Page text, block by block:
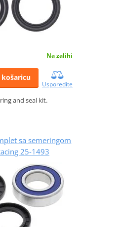
Na zalihi
košaricu
Usporedite
and seal kit.
sa semeringom
25-1493